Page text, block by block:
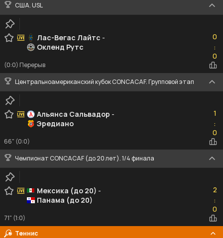
США. USL
Лас-Вегас Лайтс -
Окленд Рутс
0
:0
0
(0:0) Перерыв
Центральноамериканский кубок CONCACAF. Групповой этап
Альянса Сальвадор -
Эредиано
1
:0
0
66" (0:0)
Чемпионат CONCACAF (до 20 лет). 1/4 финала
Мексика (до 20) -
Панама (до 20)
2
:0
0
71" (1:0)
Теннис